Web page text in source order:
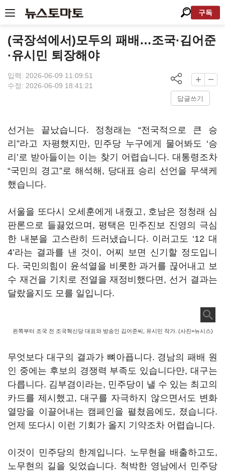
구독
(국장석에서)모두의 패배…조국·김어준
·유시민 퇴장해야
입력: 2026-06-09 11:09:51
수정: 2026-06-09 18:41:21
답글쓰기
선거는 끝났습니다. 정청래는 “전국적으로 큰 승
리”라고 자평했지만, 민주당 누구에게 물어봐도 ‘승
리’로 받아들이는 이는 찾기 어렵습니다. 대통령조차
“국민의 경고”로 해석해, 당대표 승리 선언을 무색케
했습니다.
서울을 또다시 오세훈에게 내줬고, 호남은 정청래 심
판론으로 들끓었으며, 평택은 민주진보 진영의 극심
한 내분을 고스란히 드러냈습니다. 이러고도 ‘12 대
4’라는 결과를 낸 것이, 어찌 보면 신기할 정도입니
다. 국민의힘이 윤석열을 비롯한 과거를 끊어내고 보
수 재건을 기치로 전열을 재정비했다면, 선거 결과는
달랐을지도 모를 일입니다.
왼쪽부터 조국 전 조국혁신당 대표와 방송인 김어준씨, 유시민 작가. (사진=뉴시스)
무엇보다 대구의 결과가 뼈아픕니다. 경남의 패배 원
인 중에는 후보의 경쟁력 부족도 있습니다만, 대구는
다릅니다. 김부겸이라는, 민주당이 낼 수 있는 최고의
카드를 제시했고, 대구를 자극하지 않으면서도 변화
열망을 이끌어내는 캠페인을 펼쳤음에도, 졌습니다.
언제 또다시 이런 기회가 올지 기약조차 어렵습니다.
이것이 민주당의 한계입니다. 노무현을 배출하고도,
노무현의 길을 잊었습니다. 척박한 영남에서 민주당